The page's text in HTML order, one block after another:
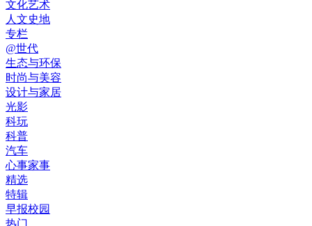
文化艺术
人文史地
专栏
@世代
生态与环保
时尚与美容
设计与家居
光影
科玩
科普
汽车
心事家事
精选
特辑
早报校园
热门